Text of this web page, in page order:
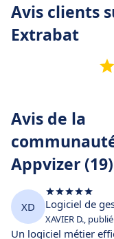
Avis clients
Extrabat
Avis de la
Appvizer (19)
XD Logiciel de
XAVIER D.,
Un logiciel métier